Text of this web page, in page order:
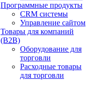
Программные продукты
CRM системы
Управление сайтом
Товары для компаний
(B2B)
Оборудование для
торговли
Расходные товары
для торговли